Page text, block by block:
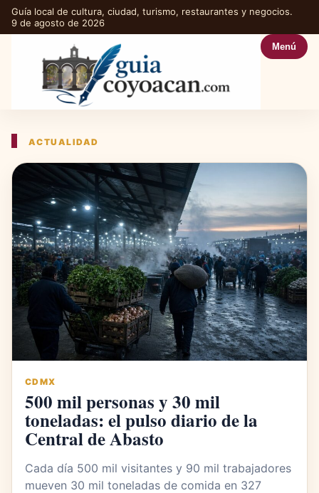
Guía local de cultura, ciudad, turismo, restaurantes y negocios.
9 de agosto de 2026
Menú
ACTUALIDAD
CDMX
500 mil personas y 30 mil
toneladas: el pulso diario de la
Central de Abasto
Cada día 500 mil visitantes y 90 mil trabajadores
mueven 30 mil toneladas de comida en 327